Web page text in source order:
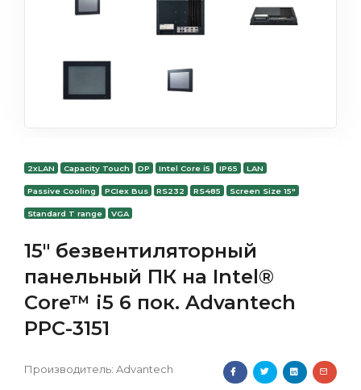
2xLAN Capacity Touch DP Intel Core i5 IP65 LAN
Passive Cooling PCIex Bus RS232 RS485 Screen Size 15"
Standard T range VGA
15" безвентиляторный
панельный ПК на Intel®
Core™ i5 6 пок. Advantech
PPC-3151
Производитель: Advantech